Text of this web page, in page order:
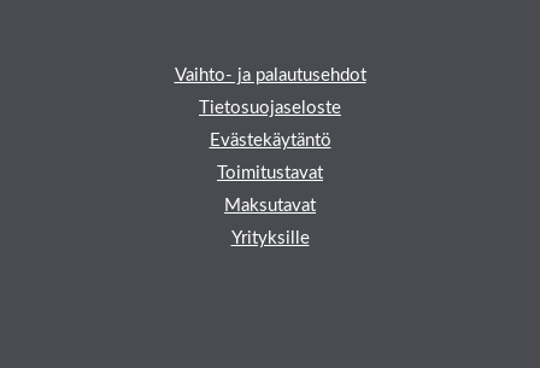
Vaihto- ja palautusehdot
Tietosuojaseloste
Evästekäytäntö
Toimitustavat
Maksutavat
Yrityksille